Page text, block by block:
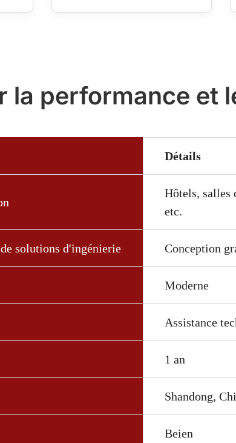
la performance et
Détails
Hôtels, salles
etc.
solutions d'ingénierie Conception
Moderne
Assistance
1 an
Shandong,
Beien